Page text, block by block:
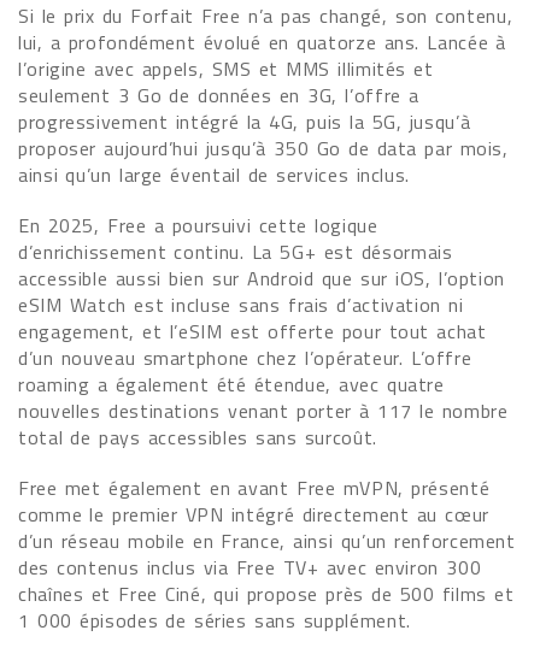
Si le prix du Forfait Free n’a pas changé, son contenu,
lui, a profondément évolué en quatorze ans. Lancée à
l’origine avec appels, SMS et MMS illimités et
seulement 3 Go de données en 3G, l’offre a
progressivement intégré la 4G, puis la 5G, jusqu’à
proposer aujourd’hui jusqu’à 350 Go de data par mois,
ainsi qu’un large éventail de services inclus.
En 2025, Free a poursuivi cette logique
d’enrichissement continu. La 5G+ est désormais
accessible aussi bien sur Android que sur iOS, l’option
eSIM Watch est incluse sans frais d’activation ni
engagement, et l’eSIM est offerte pour tout achat
d’un nouveau smartphone chez l’opérateur. L’offre
roaming a également été étendue, avec quatre
nouvelles destinations venant porter à 117 le nombre
total de pays accessibles sans surcoût.
Free met également en avant Free mVPN, présenté
comme le premier VPN intégré directement au cœur
d’un réseau mobile en France, ainsi qu’un renforcement
des contenus inclus via Free TV+ avec environ 300
chaînes et Free Ciné, qui propose près de 500 films et
1 000 épisodes de séries sans supplément.